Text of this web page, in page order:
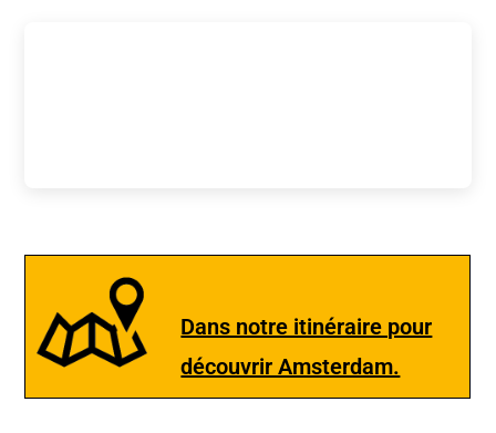
Dans notre itinéraire pour
découvrir Amsterdam.